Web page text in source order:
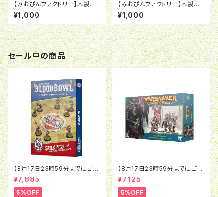
【みおぴんファクトリー】木製ダ
イスマーカー5個セット（バフ・デ
バフ表示用）
¥1,000
【みおぴんファクトリー】木製ダ
イスマーカー5個セット（行動表
示用）
¥1,000
セール中の商品
【8月17日23時59分までにご予
約で5％OFF】ブラッドボウル：セ
ヴンズピッチ（2026）
¥7,885
5%OFF
【8月17日23時59分までにご予
約で5％OFF】オールドワール
ド：ウォリアー・オヴ・ケイオス：チ
ャンピオン・オヴ・ケイオス
¥7,125
5%OFF